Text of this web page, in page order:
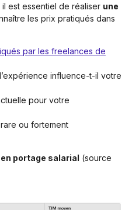
est essentiel de réaliser une
les prix pratiqués dans
par les freelances de
influence-t-il votre
pour votre
ou fortement
portage salarial (source